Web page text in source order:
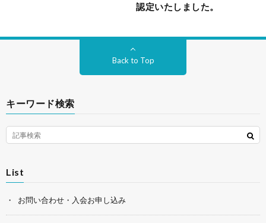
認定いたしました。
Back to Top
キーワード検索
List
お問い合わせ・入会お申し込み